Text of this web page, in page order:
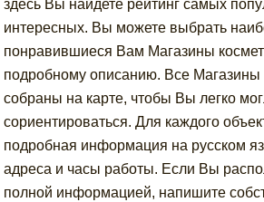
здесь Вы найдете рейтинг самых
интересных. Вы можете выбрать
понравившиеся Вам Магазины
подробному описанию. Все Магазины
собраны на карте, чтобы Вы легко
сориентироваться. Для каждого
подробная информация на русском
адреса и часы работы. Если Вы
полной информацией, напишите